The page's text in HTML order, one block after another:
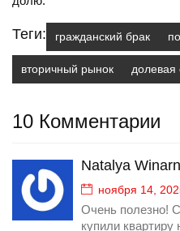
Теги: гражданский брак
вторичный рынок долевая
10 Комментарии
Natalya
ноября 14,
Очень полезно!
купили